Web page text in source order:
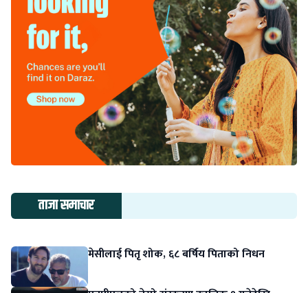
ताजा समाचार
मेसीलाई पितृ शोक, ६८ बर्षिय पिताको निधन